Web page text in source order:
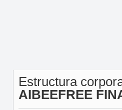
Estructura
AIBEEFREE